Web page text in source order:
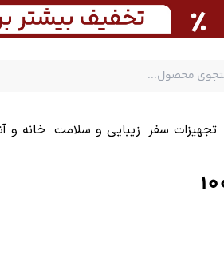
تجهیزات سفر زیبایی و سلامت خانه و